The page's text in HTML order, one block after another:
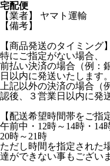
宅配便
【業者】 ヤマト運輸
【備考】
【商品発送のタイミング】
特にご指定がない場合、
前払い決済の場合（例
日以内に発送いたします。
上記以外の決済の場合
認後、３営業日以内に発
【配送希望時間帯をご指
午前中・12時～14時・14
20時～21時
ただし時間を指定された
達ができない事もござい